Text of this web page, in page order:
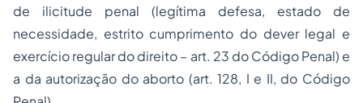
de ilicitude penal (legítima defesa, estado de
necessidade, estrito cumprimento do dever legal e
exercício regular do direito – art. 23 do Código Penal) e
a da autorização do aborto (art. 128, I e II, do Código